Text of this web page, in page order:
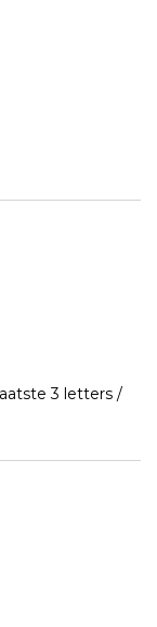
3 letters /